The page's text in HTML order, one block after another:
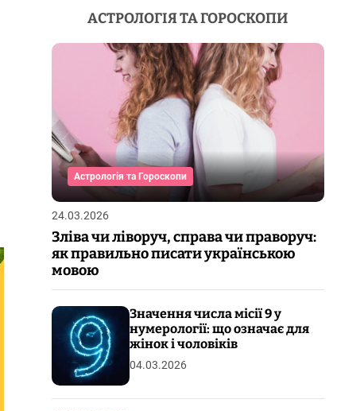
АСТРОЛОГІЯ ТА ГОРОСКОПИ
Астрологія та Гороскопи
24.03.2026
Зліва чи ліворуч, справа чи праворуч:
як правильно писати українською
мовою
Значення числа місії 9 у
нумерології: що означає для
жінок і чоловіків
04.03.2026